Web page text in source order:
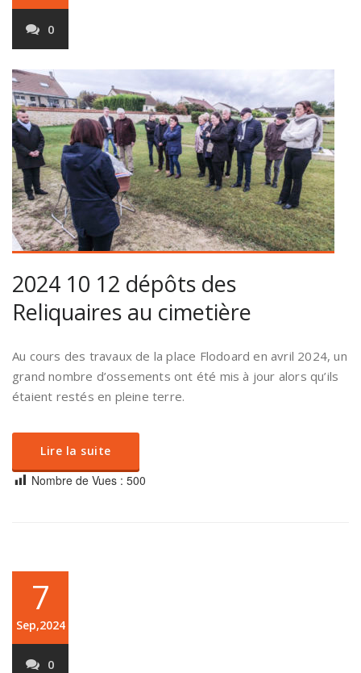
0
2024 10 12 dépôts des
Reliquaires au cimetière
Au cours des travaux de la place Flodoard en avril 2024, un
grand nombre d’ossements ont été mis à jour alors qu’ils
étaient restés en pleine terre.
Lire la suite
Nombre de Vues : 500
7
Sep,2024
0